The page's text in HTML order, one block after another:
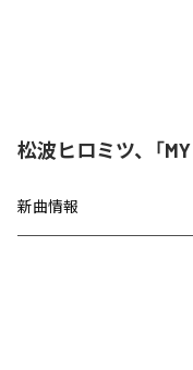
松波ヒロミツ、「
新曲情報